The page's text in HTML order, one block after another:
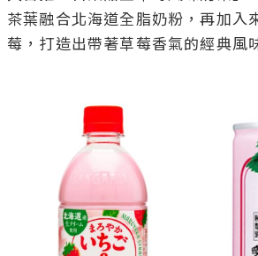
茶葉融合北海道全脂奶粉，再加入
莓，打造出帶著草莓香氣的經典風